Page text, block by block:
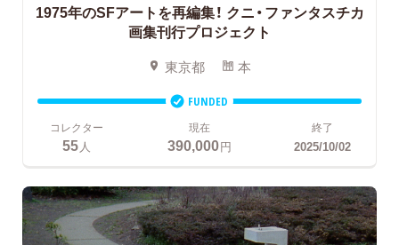
1975年のSFアートを再編集！ クニ・ファンタスチカ
画集刊行プロジェクト
東京都 本
FUNDED
コレクター
55人
現在
390,000円
終了
2025/10/02